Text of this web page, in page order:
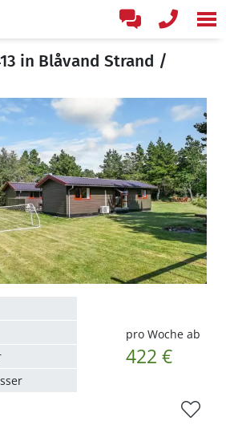
in Blåvand Strand /
pro Woche ab
422 €